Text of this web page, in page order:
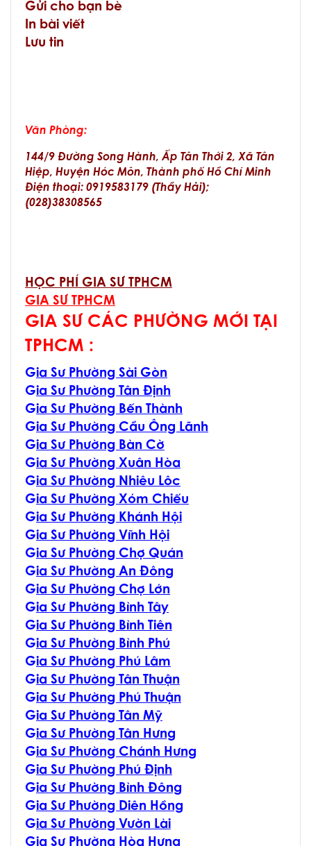
Gửi cho bạn bè
In bài viết
Lưu tin
Văn Phòng:
144/9 Đường Song Hành, Ấp Tân Thới 2, Xã Tân
Hiệp, Huyện Hóc Môn, Thành phố Hồ Chí Minh
Điện thoại: 0919583179 (Thầy Hải);
(028)38308565
HỌC PHÍ GIA SƯ TPHCM
GIA SƯ TPHCM
GIA SƯ CÁC PHƯỜNG MỚI TẠI
TPHCM :
Gia Sư Phường Sài Gòn
Gia Sư Phường Tân Định
Gia Sư Phường Bến Thành
Gia Sư Phường Cầu Ông Lãnh
Gia Sư Phường Bàn Cờ
Gia Sư Phường Xuân Hòa
Gia Sư Phường Nhiêu Lôc
Gia Sư Phường Xóm Chiếu
Gia Sư Phường Khánh Hội
Gia Sư Phường Vĩnh Hội
Gia Sư Phường Chợ Quán
Gia Sư Phường An Đông
Gia Sư Phường Chợ Lớn
Gia Sư Phường Bình Tây
Gia Sư Phường Bình Tiên
Gia Sư Phường Bình Phú
Gia Sư Phường Phú Lâm
Gia Sư Phường Tân Thuận
Gia Sư Phường Phú Thuận
Gia Sư Phường Tân Mỹ
Gia Sư Phường Tân Hưng
Gia Sư Phường Chánh Hưng
Gia Sư Phường Phú Định
Gia Sư Phường Bình Đông
Gia Sư Phường Diên Hồng
Gia Sư Phường Vườn Lài
Gia Sư Phường Hòa Hưng